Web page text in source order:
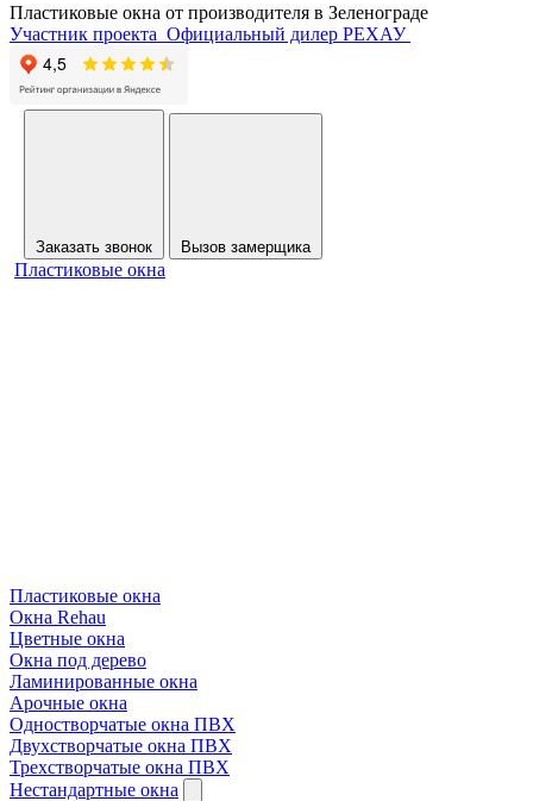
Пластиковые окна от производителя в Зеленограде
Участник проекта Официальный дилер РЕХАУ
Заказать звонок Вызов замерщика
Пластиковые окна
Пластиковые окна
Окна Rehau
Цветные окна
Окна под дерево
Ламинированные окна
Арочные окна
Одностворчатые окна ПВХ
Двухстворчатые окна ПВХ
Трехстворчатые окна ПВХ
Нестандартные окна